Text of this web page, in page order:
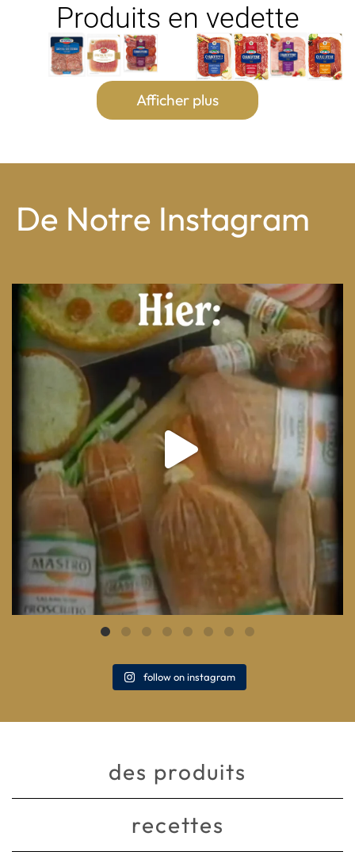
Produits en vedette
Afficher plus
De Notre Instagram
From wood-paneled basements to candlelit condo...
8 0
follow on instagram
des produits
recettes